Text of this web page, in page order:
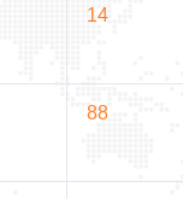
14
88